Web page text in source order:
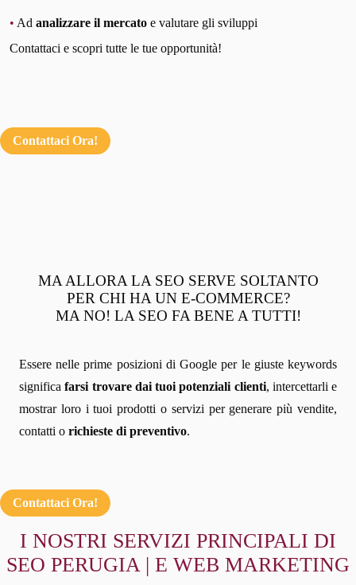
• Ad analizzare il mercato e valutare gli sviluppi
Contattaci e scopri tutte le tue opportunità!
Contattaci Ora!
MA ALLORA LA SEO SERVE SOLTANTO
PER CHI HA UN E-COMMERCE?
MA NO! LA SEO FA BENE A TUTTI!
Essere nelle prime posizioni di Google per le giuste keywords
significafarsi trovare dai tuoi potenziali clienti, intercettarli e
mostrar loro i tuoi prodotti o servizi per generare più vendite,
contatti o richieste di preventivo.
Contattaci Ora!
I NOSTRI SERVIZI PRINCIPALI DI
SEO PERUGIA | E WEB MARKETING